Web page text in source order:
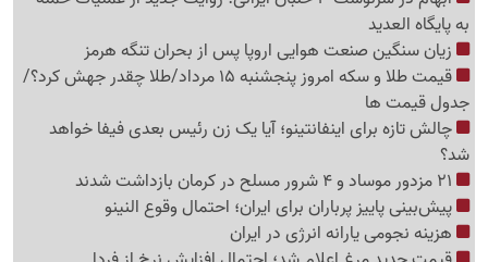
به پایگاه العدید
زیان سنگین صنعت هوایی اروپا پس از بحران تنگه هرمز
قیمت طلا و سکه امروز پنجشنبه 15 مرداد/طلا چقدر جهش کرد؟/
جدول قیمت ها
چالش تازه برای اینفانتینو؛ آیا یک زن رئیس بعدی فیفا خواهد
شد؟
پیش‌بینی پاییز پرباران برای ایران؛ احتمال وقوع النینو
هزینه نجومی یارانه انرژی در ایران